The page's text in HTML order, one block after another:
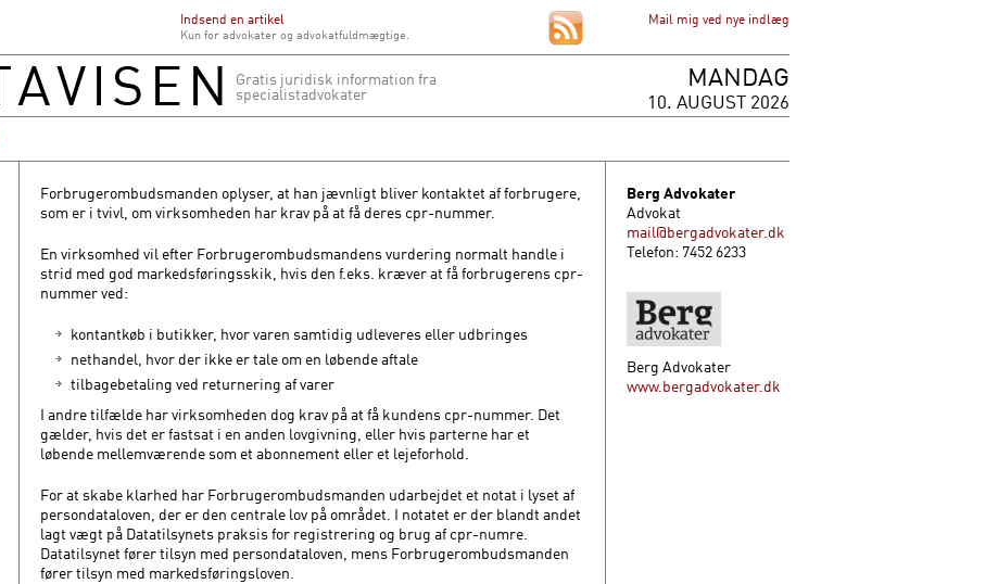
Indsend en artikel
Kun for advokater og advokatfuldmægtige.
Mail mig ved nye indlæg
Gratis juridisk information fra
specialistadvokater
MANDAG
10. AUGUST 2026
Forbrugerombudsmanden oplyser, at han jævnligt bliver kontaktet af forbrugere,
som er i tvivl, om virksomheden har krav på at få deres cpr-nummer.
En virksomhed vil efter Forbrugerombudsmandens vurdering normalt handle i
strid med god markedsføringsskik, hvis den f.eks. kræver at få forbrugerens cpr-
nummer ved:
kontantkøb i butikker, hvor varen samtidig udleveres eller udbringes
nethandel, hvor der ikke er tale om en løbende aftale
tilbagebetaling ved returnering af varer
I andre tilfælde har virksomheden dog krav på at få kundens cpr-nummer. Det
gælder, hvis det er fastsat i en anden lovgivning, eller hvis parterne har et
løbende mellemværende som et abonnement eller et lejeforhold.
For at skabe klarhed har Forbrugerombudsmanden udarbejdet et notat i lyset af
persondataloven, der er den centrale lov på området. I notatet er der blandt andet
lagt vægt på Datatilsynets praksis for registrering og brug af cpr-numre.
Datatilsynet fører tilsyn med persondataloven, mens Forbrugerombudsmanden
fører tilsyn med markedsføringsloven.
Berg Advokater
Advokat
mail@bergadvokater.dk
Telefon: 7452 6233
Berg Advokater
www.bergadvokater.dk